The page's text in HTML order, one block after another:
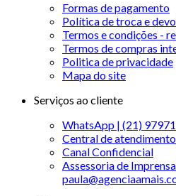
Formas de pagamento
Política de troca e
Termos e condições -
Termos de compras
Politica de privacidade
Mapa do site
Serviços ao cliente
WhatsApp | (21)
Central de atendimento
Canal Confidencial
Assessoria de